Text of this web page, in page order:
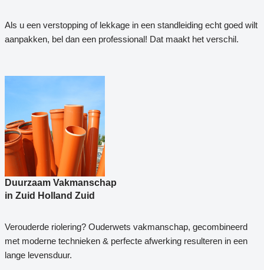
Als u een verstopping of lekkage in een standleiding echt goed wilt
aanpakken, bel dan een professional! Dat maakt het verschil.
Duurzaam Vakmanschap
in Zuid Holland Zuid
Verouderde riolering? Ouderwets vakmanschap, gecombineerd
met moderne technieken & perfecte afwerking resulteren in een
lange levensduur.